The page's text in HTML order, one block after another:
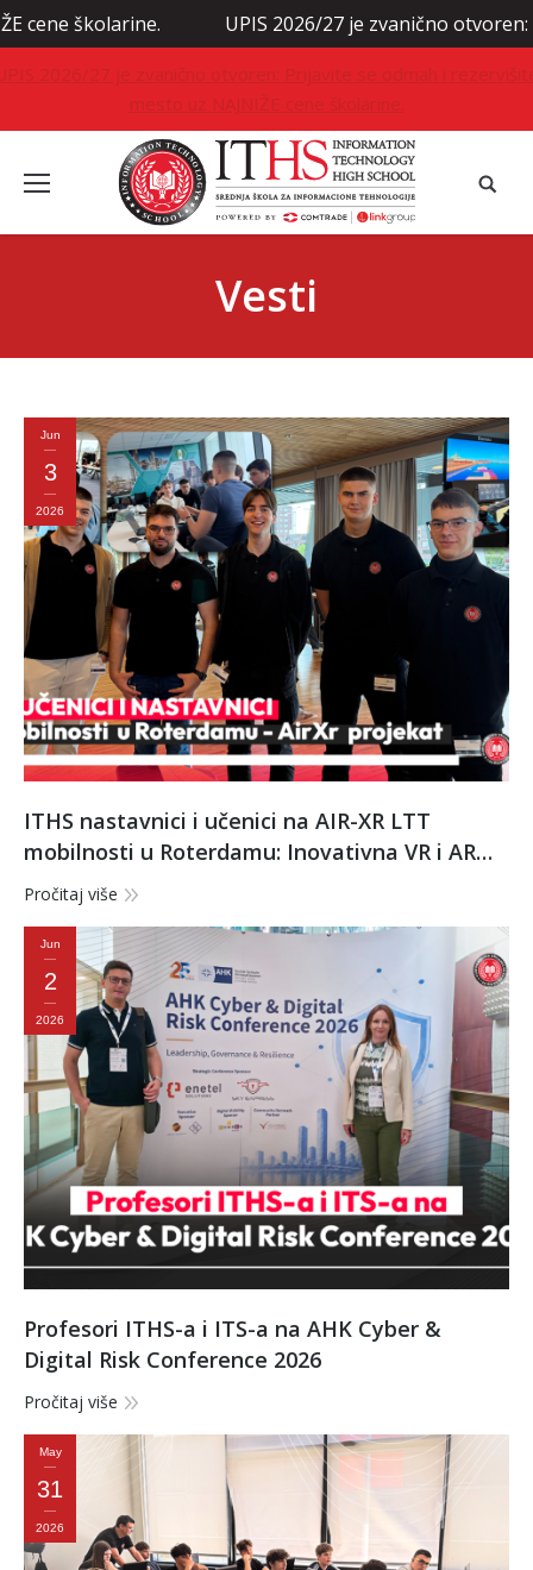
UPIS 2026/27 je zvanično otvoren: Prijavite se
2026/27 je zvanično otvoren: Prijavite se odmah i
mesto uz NAJNIŽE cene školarine.
Vesti
Jun
3
2026
ITHS nastavnici i učenici na AIR-XR LTT
mobilnosti u Roterdamu: Inovativna VR i AR
obuka za buduće stručnjake u avijaciji
Pročitaj više
Jun
2
2026
Profesori ITHS-a i ITS-a na AHK Cyber &
Digital Risk Conference 2026
Pročitaj više
May
31
2026